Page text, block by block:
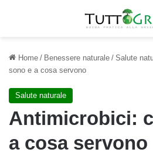
Home / Benessere naturale / Salute
sono e a cosa servono
Salute naturale
Antimicrobici:
a cosa servono